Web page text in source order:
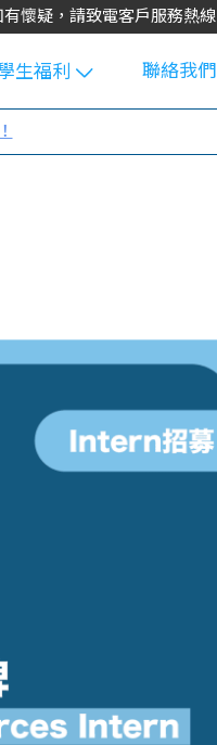
懷疑，請致電客戶服務熱線
生福利
校
贊助
聯絡我們